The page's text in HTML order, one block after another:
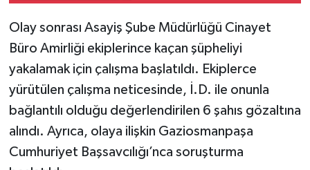
Olay sonrası Asayiş Şube Müdürlüğü Cinayet
Büro Amirliği ekiplerince kaçan şüpheliyi
yakalamak için çalışma başlatıldı. Ekiplerce
yürütülen çalışma neticesinde, İ.D. ile onunla
bağlantılı olduğu değerlendirilen 6 şahıs gözaltına
alındı. Ayrıca, olaya ilişkin Gaziosmanpaşa
Cumhuriyet Başsavcılığı’nca soruşturma